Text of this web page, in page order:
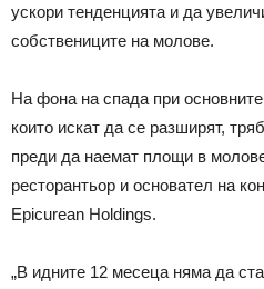
ускори тенденцията и да
собствениците на молове.
На фона на спада при
които искат да се разширят,
преди да наемат площи в
ресторантьор и основател на
Epicurean Holdings.
„В идните 12 месеца няма да